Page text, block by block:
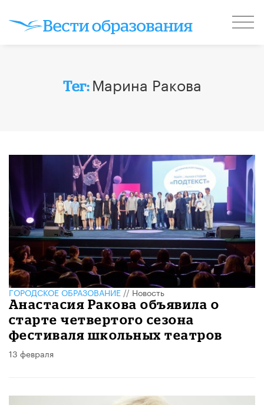
Тег: Марина Ракова
ГОРОДСКОЕ ОБРАЗОВАНИЕ//Новость
Анастасия Ракова объявила о
старте четвертого сезона
фестиваля школьных театров
13 февраля